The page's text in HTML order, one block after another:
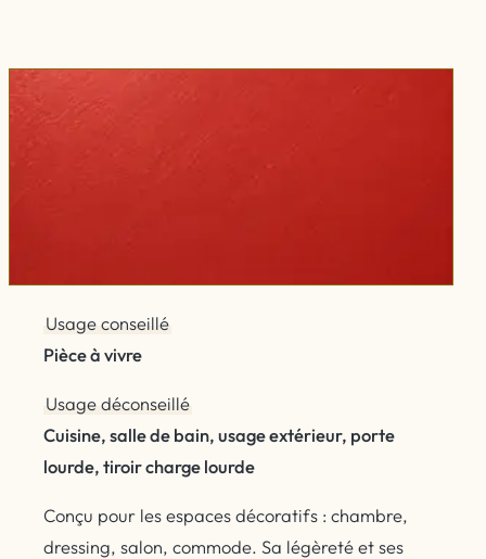
Usage conseillé
Pièce à vivre
Usage déconseillé
Cuisine, salle de bain, usage extérieur, porte
lourde, tiroir charge lourde
Conçu pour les espaces décoratifs : chambre,
dressing, salon, commode. Sa légèreté et ses